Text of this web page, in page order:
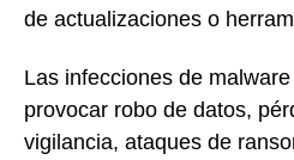
de actualizaciones o
Las infecciones de
provocar robo de datos,
vigilancia, ataques de